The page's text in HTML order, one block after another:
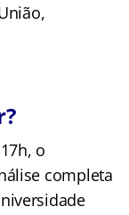
o
completa